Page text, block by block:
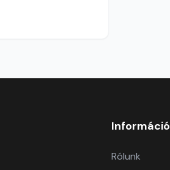
Információ
Rólunk